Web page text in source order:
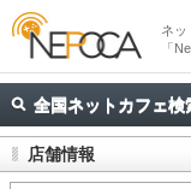
ネッ
「
全国ネットカフェ検
店舗情報